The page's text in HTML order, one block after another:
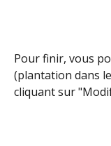
Pour finir, vous
(plantation dans
cliquant sur